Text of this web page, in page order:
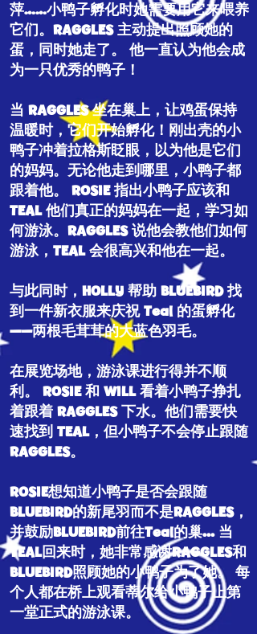
萍……小鸭子孵化时她需要用它来喂养
它们。RAGGLES 主动提出照顾她的
蛋，同时她走了。 他一直认为他会成
为一只优秀的鸭子！
当 RAGGLES 坐在巢上，让鸡蛋保持
温暖时，它们开始孵化！刚出壳的小
鸭子冲着拉格斯眨眼，以为他是它们
的妈妈。无论他走到哪里，小鸭子都
跟着他。 ROSIE 指出小鸭子应该和
TEAL 他们真正的妈妈在一起，学习如
何游泳。RAGGLES 说他会教他们如何
游泳，TEAL 会很高兴和他在一起。
与此同时，HOLLY 帮助 BLUEBIRD 找
到一件新衣服来庆祝 Teal 的蛋孵化
——两根毛茸茸的大蓝色羽毛。
在展览场地，游泳课进行得并不顺
利。 ROSIE 和 WILL 看着小鸭子挣扎
着跟着 RAGGLES 下水。他们需要快
速找到 TEAL，但小鸭子不会停止跟随
RAGGLES。
ROSIE想知道小鸭子是否会跟随
BLUEBIRD的新尾羽而不是RAGGLES，
并鼓励BLUEBIRD前往Teal的巢... 当
TEAL回来时，她非常感谢RAGGLES和
BLUEBIRD照顾她的小鸭子为了她。 每
个人都在桥上观看蒂尔给小鸭子上第
一堂正式的游泳课。